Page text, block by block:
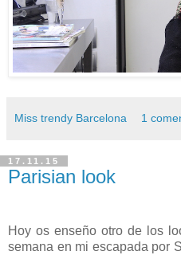
Miss trendy Barcelona 1
17.11.15
Parisian look
Hoy os enseño otro de los
semana en mi escapada por